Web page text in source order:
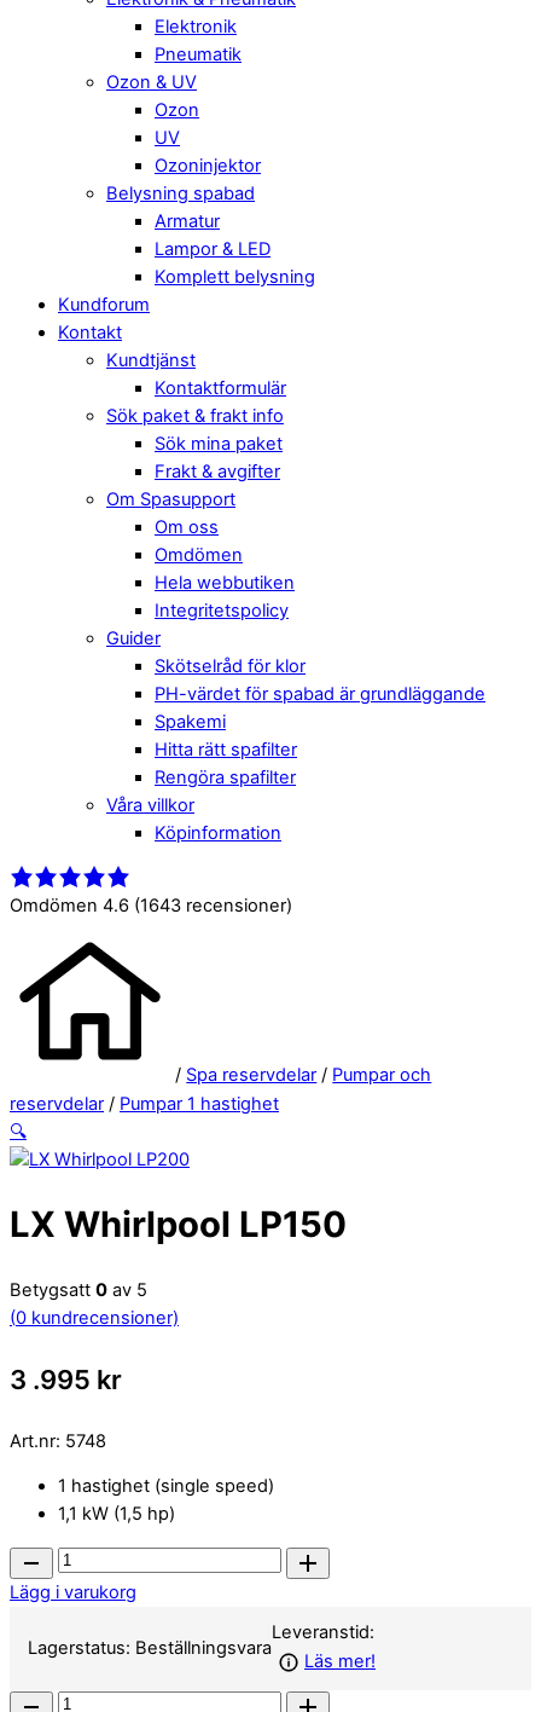
Elektronik
Pneumatik
Ozon & UV
Ozon
UV
Ozoninjektor
Belysning spabad
Armatur
Lampor & LED
Komplett belysning
Kundforum
Kontakt
Kundtjänst
Kontaktformulär
Sök paket & frakt info
Sök mina paket
Frakt & avgifter
Om Spasupport
Om oss
Omdömen
Hela webbutiken
Integritetspolicy
Guider
Skötselråd för klor
PH-värdet för spabad är grundläggande
Spakemi
Hitta rätt spafilter
Rengöra spafilter
Våra villkor
Köpinformation
Close
Menu
Menu
Omdömen 4.6 (1643 recensioner)
/ Spa reservdelar / Pumpar och
reservdelar / Pumpar 1 hastighet
🔍
LX Whirlpool LP150
Betygsatt 0 av 5
(0 kundrecensioner)
3 .995 kr
Art.nr: 5748
1 hastighet (single speed)
1,1 kW (1,5 hp)
LX
Whirlpool
quantity
Lägg i varukorg
Lagerstatus: Beställningsvara
Leveranstid:
Läs mer!
LX